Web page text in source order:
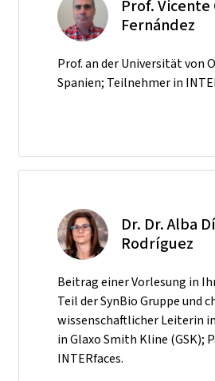
Prof.
Fernández
Prof. an der Universität von
Spanien; Teilnehmer in
Dr. Dr. Alba
Rodríguez
Beitrag einer Vorlesung in
Teil der SynBio Gruppe und
wissenschaftlicher Leiterin in
in Glaxo Smith Kline (GSK);
INTERfaces.